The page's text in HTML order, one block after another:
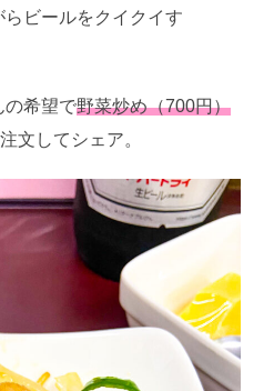
ビールをクイクイす
の希望で野菜炒め（700円）
文してシェア。